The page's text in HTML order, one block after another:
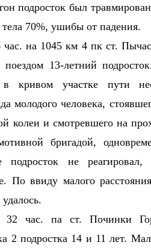
подросток был
70%, ушибы от падения.
час. на 1045 км 4 пк ст.
13-летний
в кривом участке пути
молодого человека,
колеи и смотревшего на
бригадой,
подросток не реагировал,
По ввиду малого
час. па ст. Починки
2 подростка 14 и 11 лет.